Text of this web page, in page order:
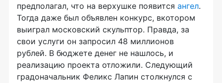
предполагал, что на верхушке появится ангел.
Тогда даже был объявлен конкурс, вкотором
выиграл московский скульптор. Правда, за
свои услуги он запросил 48 миллионов
рублей. В бюджете денег не нашлось, и
реализацию проекта отложили. Следующий
градоначальник Феликс Лапин столкнулся с